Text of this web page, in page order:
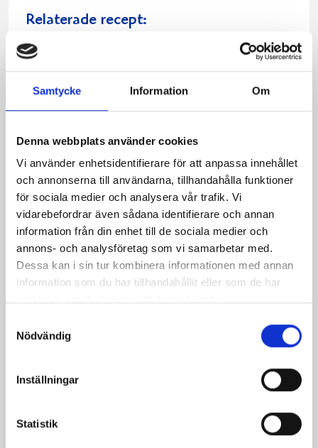
Samtycke Information Om
Denna webbplats använder cookies
Vi använder enhetsidentifierare för att anpassa innehållet
och annonserna till användarna, tillhandahålla funktioner
för sociala medier och analysera vår trafik. Vi
vidarebefordrar även sådana identifierare och annan
information från din enhet till de sociala medier och
annons- och analysföretag som vi samarbetar med.
Dessa kan i sin tur kombinera informationen med annan
information som du har tillhandahållit eller som de har
Nödvändig
Inställningar
Statistik
Relaterade recept:
bullar
på
på
på
ut
Bäst i test: Norrmejeriers laktosfria
Vi kan stolt konstatera att vår laktosfria Mellanmjölk
200 norrlänningar fick deltog vid provsmakningen. Vår